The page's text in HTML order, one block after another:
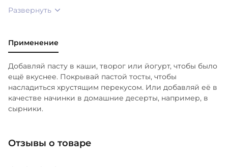
Развернуть
Применение
Добавляй пасту в каши, творог или йогурт, чтобы было
ещё вкуснее. Покрывай пастой тосты, чтобы
насладиться хрустящим перекусом. Или добавляй её в
качестве начинки в домашние десерты, например, в
сырники.
Отзывы о товаре